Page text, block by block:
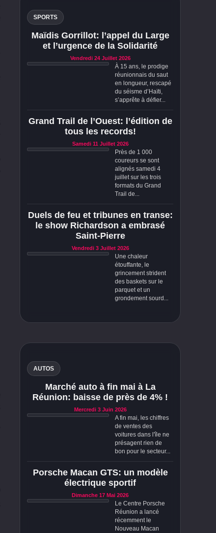
SPORTS
Maïdis Gorrillot: l’appel du Large
et l’urgence de la Solidarité
Vendredi 24 Juillet 2026
À 15 ans, le prodige
réunionnais du saut
en longueur, rescapé
du séisme d’Haïti,
s’apprête à défier...
Grand Trail de l’Ouest: l’édition de
tous les records!
Samedi 11 Juillet 2026
Près de 1 000
coureurs se sont
alignés samedi 4
juillet sur les trois
formats du Grand
Trail de...
Duels de feu et tribunes en transe:
le show Richardson a embrasé
Saint-Pierre
Vendredi 3 Juillet 2026
Une chaleur
étouffante, le
grincement strident
des baskets sur le
parquet et un
grondement sourd...
AUTOS
Marché auto à fin mai à La
Réunion: baisse de près de 4% !
Mercredi 3 Juin 2026
A fin mai, les chiffres
de ventes des
voitures dans l'île ne
présagent rien de
bon pour le secteur...
Porsche Macan GTS: un modèle
électrique sportif
Dimanche 17 Mai 2026
Le Centre Porsche
Réunion a lancé
récemment le
Nouveau Macan